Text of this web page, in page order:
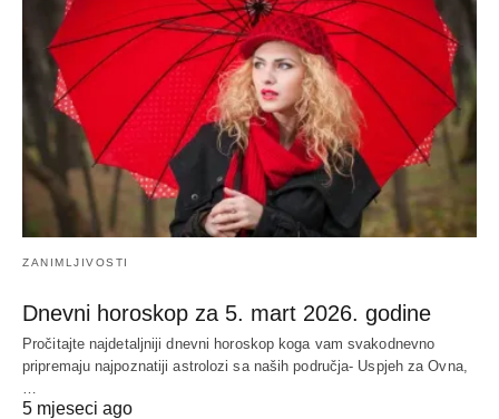
ZANIMLJIVOSTI
Dnevni horoskop za 5. mart 2026. godine
Pročitajte najdetaljniji dnevni horoskop koga vam svakodnevno
pripremaju najpoznatiji astrolozi sa naših područja- Uspjeh za Ovna,
5 mjeseci ago